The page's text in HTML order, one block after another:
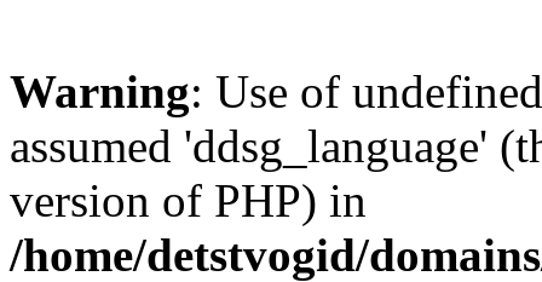
Warning: Use of
assumed 'ddsg_language'
version of PHP) in
/home/detstvogid/